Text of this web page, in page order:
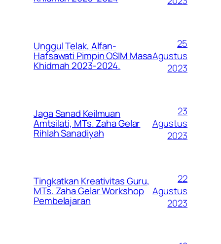
Unggul Telak, Alfan-
Hafsawati Pimpin OSIM Masa
Khidmah 2023-2024.
25
Agustus
2023
Jaga Sanad Keilmuan
Amtsilati, MTs. Zaha Gelar
Rihlah Sanadiyah
23
Agustus
2023
Tingkatkan Kreativitas Guru,
MTs. Zaha Gelar Workshop
Pembelajaran
22
Agustus
2023